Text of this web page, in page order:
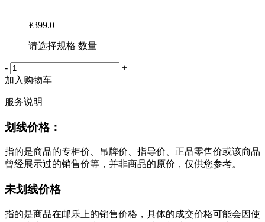
¥399.0
请选择规格 数量
-
+
加入购物车
服务说明
划线价格：
指的是商品的专柜价、吊牌价、指导价、正品零售价或该商品
曾经展示过的销售价等，并非商品的原价，仅供您参考。
未划线价格
指的是商品在邮乐上的销售价格，具体的成交价格可能会因使